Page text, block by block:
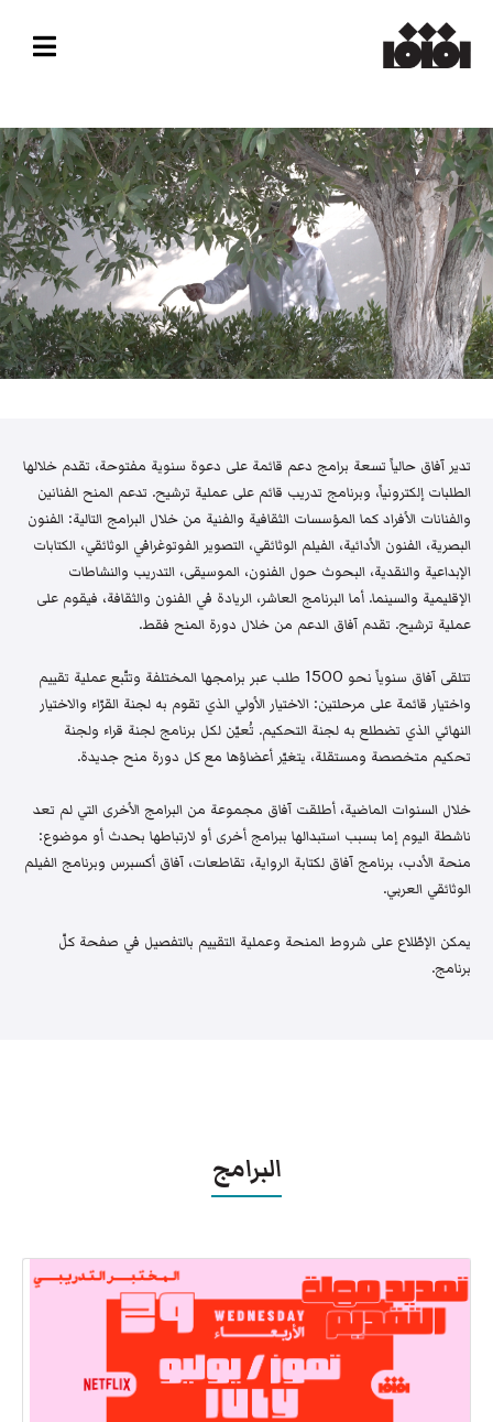
تدير آفاق حالياً تسعة برامج دعم قائمة على دعوة سنوية مفتوحة، تقدم خلالها
الطلبات إلكترونياً، وبرنامج تدريب قائم على عملية ترشيح. تدعم المنح الفنانين
والفنانات الأفراد كما المؤسسات الثقافية والفنية من خلال البرامج التالية: الفنون
البصرية، الفنون الأدائية، الفيلم الوثائقي، التصوير الفوتوغرافي الوثائقي، الكتابات
الإبداعية والنقدية، البحوث حول الفنون، الموسيقى، التدريب والنشاطات
الإقليمية والسينما. أما البرنامج العاشر، الريادة في الفنون والثقافة، فيقوم على
عملية ترشيح. تقدم آفاق الدعم من خلال دورة المنح فقط.
تتلقى آفاق سنوياً نحو 1500 طلب عبر برامجها المختلفة وتتّبع عملية تقييم
واختيار قائمة على مرحلتين: الاختيار الأولي الذي تقوم به لجنة القرّاء والاختيار
النهائي الذي تضطلع به لجنة التحكيم. تُعيّن لكل برنامج لجنة قراء ولجنة
تحكيم متخصصة ومستقلة، يتغيّر أعضاؤها مع كل دورة منح جديدة.
خلال السنوات الماضية، أطلقت آفاق مجموعة من البرامج الأخرى التي لم تعد
ناشطة اليوم إما بسبب استبدالها ببرامج أخرى أو لارتباطها بحدث أو موضوع:
منحة الأدب، برنامج آفاق لكتابة الرواية، تقاطعات، آفاق أكسبرس وبرنامج الفيلم
الوثائقي العربي.
يمكن الإطّلاع على شروط المنحة وعملية التقييم بالتفصيل في صفحة كلّ
برنامج.
البرامج